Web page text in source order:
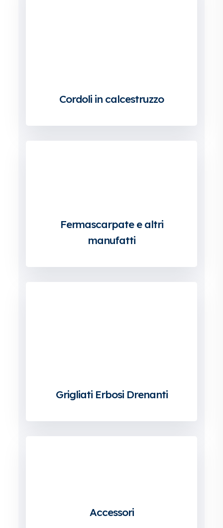
Cordoli in calcestruzzo
Fermascarpate e altri
manufatti
Grigliati Erbosi Drenanti
Accessori